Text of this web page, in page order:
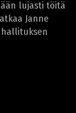
lujasti töitä
Janne
hallituksen